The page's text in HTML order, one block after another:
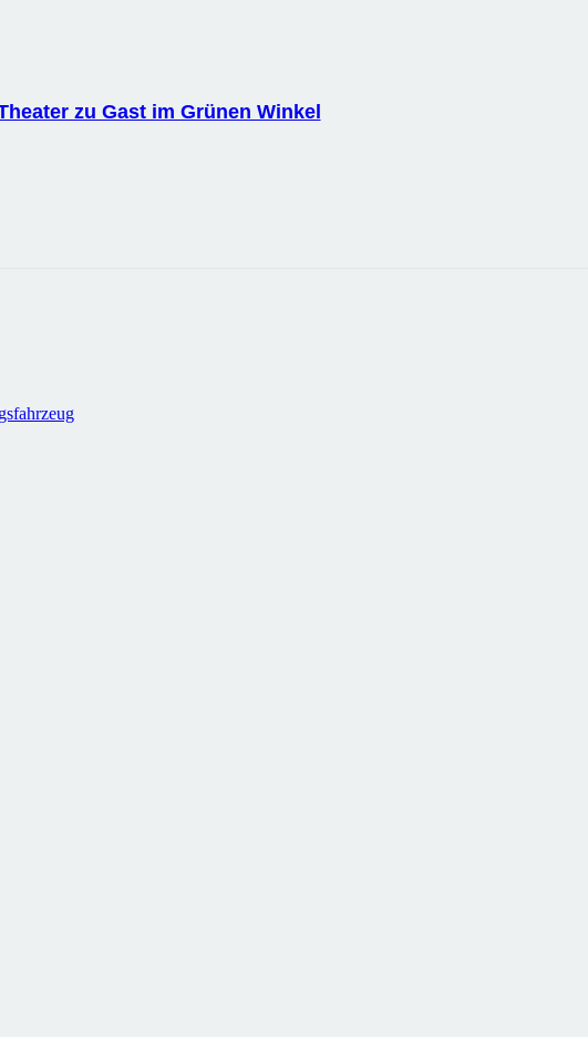
zu Gast im Grünen Winkel